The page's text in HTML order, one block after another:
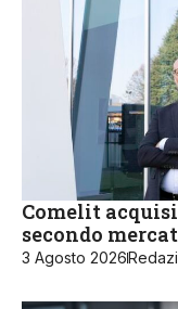
Comelit
secondo
3 Agosto 2026